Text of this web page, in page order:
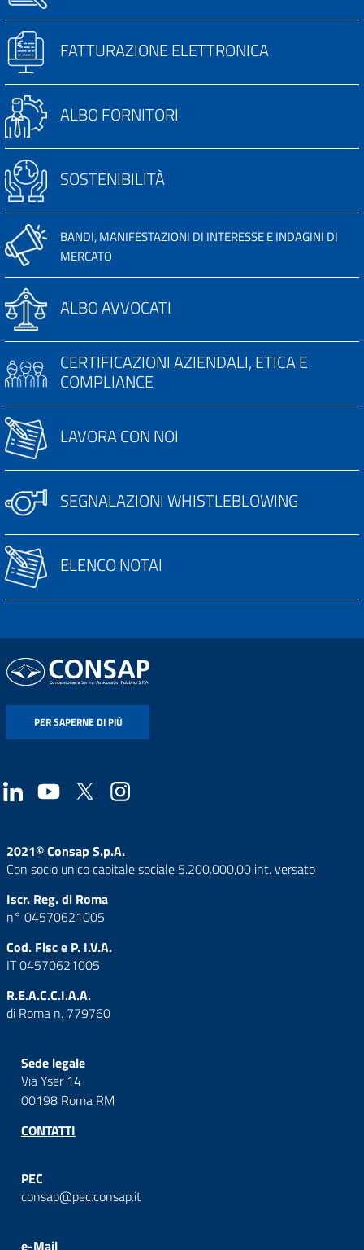
FATTURAZIONE ELETTRONICA
ALBO FORNITORI
SOSTENIBILITÀ
BANDI, MANIFESTAZIONI DI INTERESSE E INDAGINI DI
MERCATO
ALBO AVVOCATI
CERTIFICAZIONI AZIENDALI, ETICA E
COMPLIANCE
LAVORA CON NOI
SEGNALAZIONI WHISTLEBLOWING
ELENCO NOTAI
PER SAPERNE DI PIÙ
2021© Consap S.p.A.
Con socio unico capitale sociale 5.200.000,00 int. versato
Iscr. Reg. di Roma
n° 04570621005
Cod. Fisc e P. I.V.A.
IT 04570621005
R.E.A.C.C.I.A.A.
di Roma n. 779760
Sede legale
Via Yser 14
00198 Roma RM
CONTATTI
PEC
consap@pec.consap.it